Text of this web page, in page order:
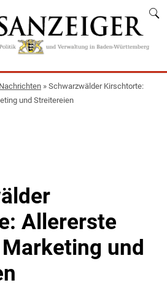
Nachrichten » Schwarzwälder Kirschtorte:
und Streitereien
Allererste
und